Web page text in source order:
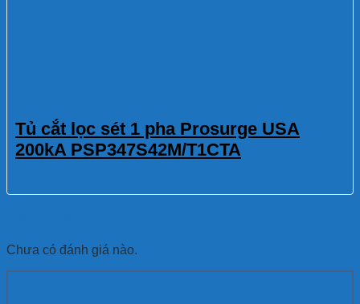
Tủ cắt lọc sét 1 pha Prosurge USA
200kA PSP347S42M/T1CTA
Chưa có đánh giá nào.